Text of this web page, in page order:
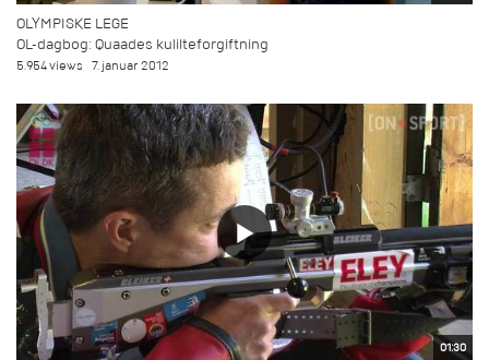
OLYMPISKE LEGE
OL-dagbog: Quaades kulilteforgiftning
5.954 views 7. januar 2012
01:30